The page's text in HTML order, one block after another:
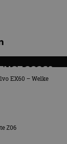
2026?
EX60 – Welke
Z06